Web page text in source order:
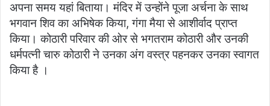
अपना समय यहां बिताया। मंदिर में उन्होंने पूजा अर्चना के साथ
भगवान शिव का अभिषेक किया, गंगा मैया से आशीर्वाद प्राप्त
किया। कोठारी परिवार की ओर से भगतराम कोठारी और उनकी
धर्मपत्नी चारु कोठारी ने उनका अंग वस्त्र पहनकर उनका स्वागत
किया है ।